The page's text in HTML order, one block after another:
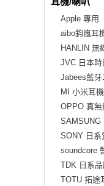
Apple 專用
aibo鈞嵐耳
HANLIN 無
JVC 日本時
Jabees藍牙
MI 小米耳機
OPPO 真無
SAMSUNG
SONY 日系
soundcore
TDK 日系
TOTU 拓途